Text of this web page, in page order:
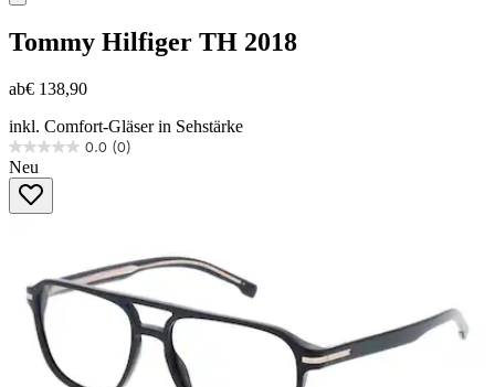
Tommy Hilfiger TH 2018
ab€ 138,90
inkl. Comfort-Gläser in Sehstärke
0.0 (0)
0.0
von
Sternen.
Neu